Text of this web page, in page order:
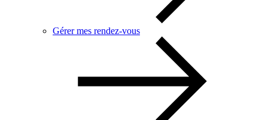
Gérer mes rendez-vous